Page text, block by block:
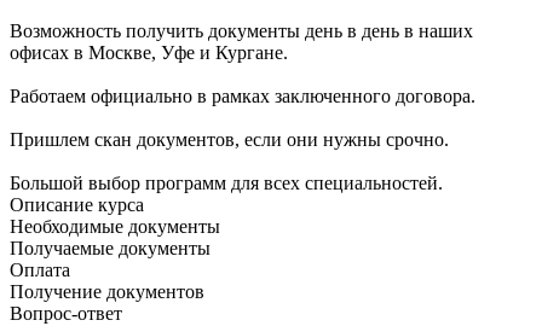
Возможность получить документы день в день в наших
офисах в Москве, Уфе и Кургане.
Работаем официально в рамках заключенного договора.
Пришлем скан документов, если они нужны срочно.
Большой выбор программ для всех специальностей.
Описание курса
Необходимые документы
Получаемые документы
Оплата
Получение документов
Вопрос-ответ